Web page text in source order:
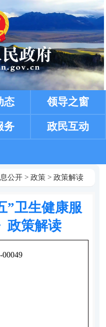
态 领导之窗
务 政民互动
公开> 政策> 政策解读
”卫生健康服
政策解读
00049